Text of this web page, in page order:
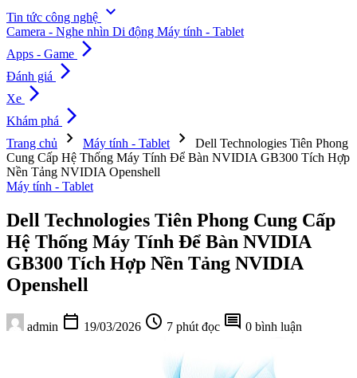
Tin tức công nghệ expand_more
Camera - Nghe nhìn Di động Máy tính - Tablet
Apps - Game arrow_forward_ios
Đánh giá arrow_forward_ios
Xe arrow_forward_ios
Khám phá arrow_forward_ios
Trang chủ chevron_right Máy tính - Tablet chevron_right
Dell Technologies Tiên Phong
Cung Cấp Hệ Thống Máy Tính Để Bàn NVIDIA GB300 Tích Hợp
Nền Tảng NVIDIA Openshell
Máy tính - Tablet
Dell Technologies Tiên Phong Cung Cấp
Hệ Thống Máy Tính Để Bàn NVIDIA
GB300 Tích Hợp Nền Tảng NVIDIA
Openshell
admin calendar_today 19/03/2026 schedule 7 phút đọc comment 0 bình luận